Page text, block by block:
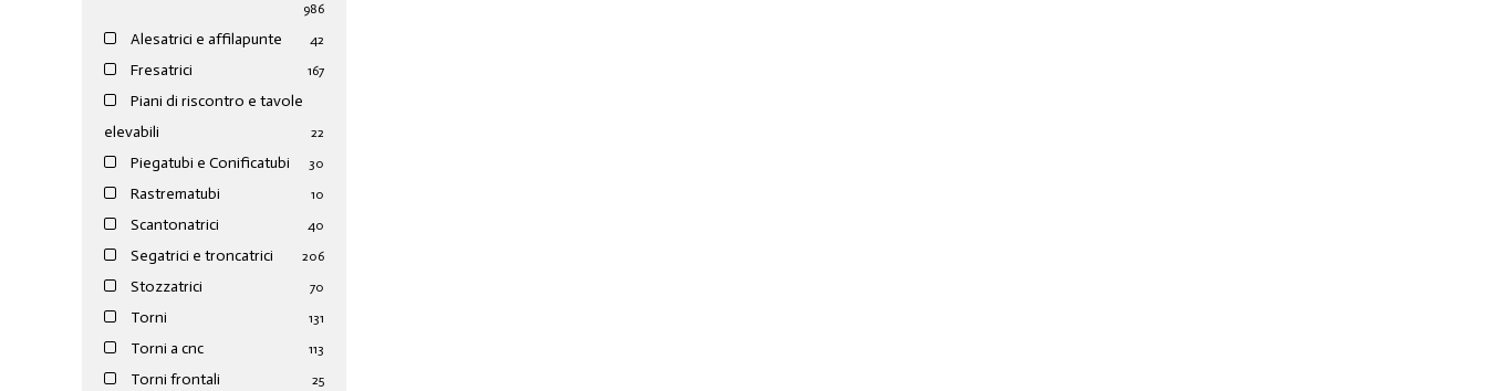
986
Alesatrici e affilapunte 42
Fresatrici 167
Piani di riscontro e tavole
elevabili
22
Piegatubi e Conificatubi 30
Rastrematubi 10
Scantonatrici 40
Segatrici e troncatrici 206
Stozzatrici 70
Torni 131
Torni a cnc 113
Torni frontali 25